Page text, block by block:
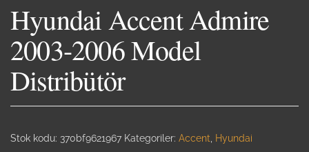
Hyundai Accent Admire
2003-2006 Model
Distribütör
Stok kodu: 370bf9621967 Kategoriler: Accent Hyundai